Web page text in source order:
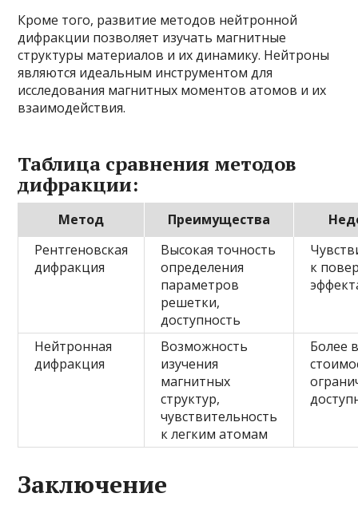
Кроме того, развитие методов нейтронной
дифракции позволяет изучать магнитные
структуры материалов и их динамику. Нейтроны
являются идеальным инструментом для
исследования магнитных моментов атомов и их
взаимодействия.
Таблица сравнения методов
дифракции:
Метод Преимущества
Рентгеновская
дифракция
Высокая точность
определения
параметров
решетки,
доступность
к
Нейтронная
дифракция
Возможность
изучения
магнитных
структур,
чувствительность
к легким атомам
Более
Заключение